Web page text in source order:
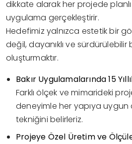
dikkate alarak her projede
uygulama gerçekleştirir.
Hedefimiz yalnızca estetik bir
değil, dayanıklı ve
oluşturmaktır.
Bakır Uygulamalarında 15
Farklı ölçek ve mimarideki
deneyimle her yapıya
tekniğini belirleriz.
Projeye Özel Üretim ve